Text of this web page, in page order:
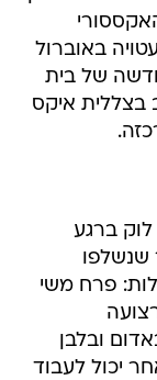
באוברול
של בית
בצללית איקס
ברגע
פרח משי
ובלבן
יכול לעבוד